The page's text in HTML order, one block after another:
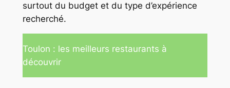
surtout du budget et du type d’expérience
recherché.
Toulon : les meilleurs restaurants à
découvrir